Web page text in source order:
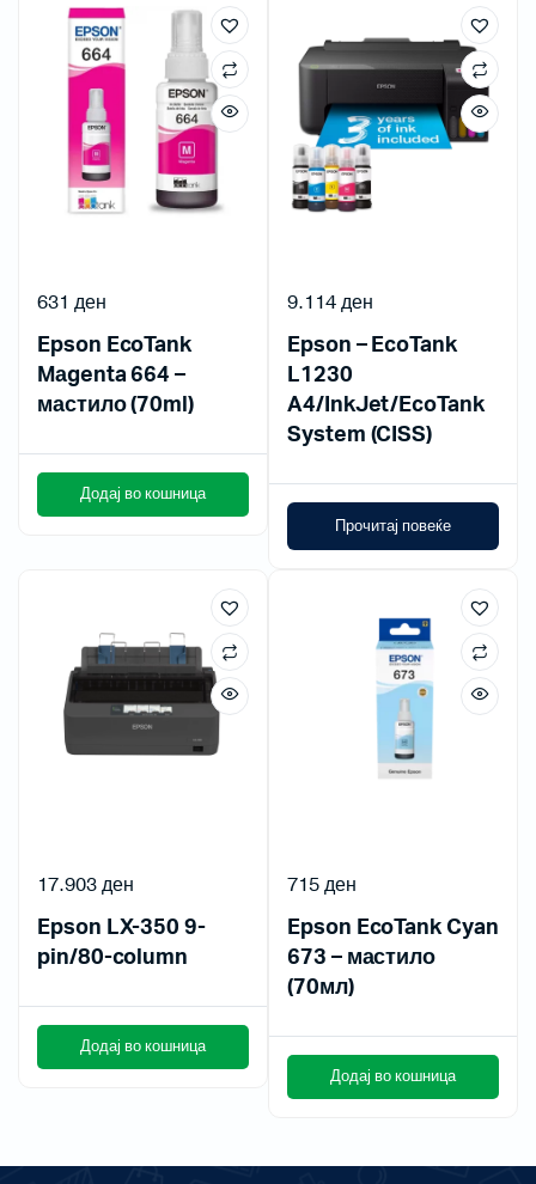
Epson EcoTank
Mаgenta 664 –
мастило (70ml)
631 ден
Додај во кошница
Epson – EcoTank
L1230
A4/InkJet/EcoTank
System (CISS)
9.114ден
Прочитај повеќе
Epson LX-350 9-
pin/80-column
17.903ден
Додај во кошница
Epson EcoTank Cyan
673 – мастило
(70мл)
715ден
Додај во кошница